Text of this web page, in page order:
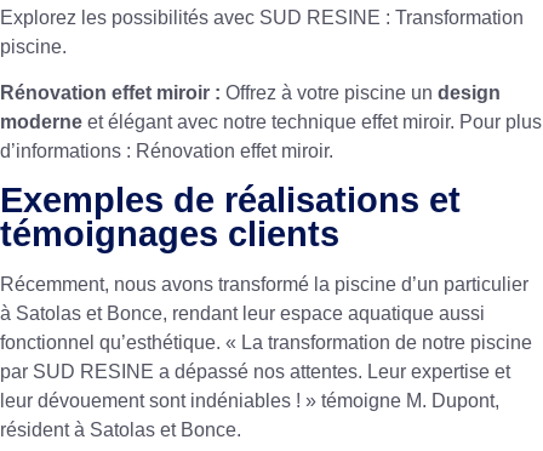
Explorez les possibilités avec SUD RESINE : Transformation
piscine.
Rénovation effet miroir : Offrez à votre piscine un design
moderne et élégant avec notre technique effet miroir. Pour plus
d’informations : Rénovation effet miroir.
Exemples de réalisations et
témoignages clients
Récemment, nous avons transformé la piscine d’un particulier
à Satolas et Bonce, rendant leur espace aquatique aussi
fonctionnel qu’esthétique. « La transformation de notre piscine
par SUD RESINE a dépassé nos attentes. Leur expertise et
leur dévouement sont indéniables ! » témoigne M. Dupont,
résident à Satolas et Bonce.